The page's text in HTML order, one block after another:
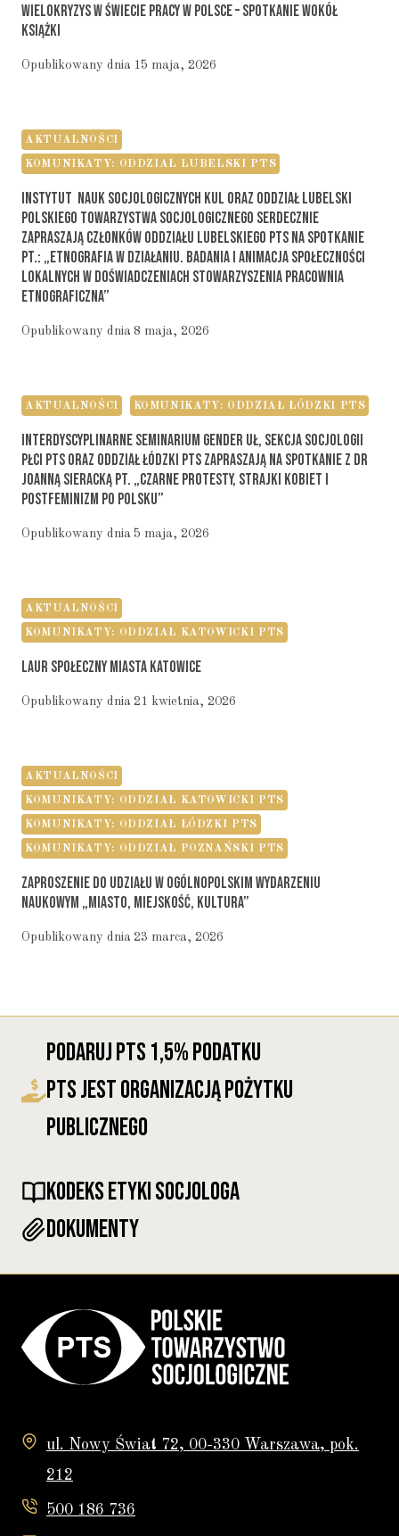
Wielokryzys W Świecie Pracy W Polsce – Spotkanie Wokół
Książki
Opublikowany dnia 15 maja, 2026
AKTUALNOŚCI
KOMUNIKATY: ODDZIAŁ LUBELSKI PTS
Instytut Nauk Socjologicznych KUL Oraz Oddział Lubelski
Polskiego Towarzystwa Socjologicznego Serdecznie
Zapraszają Członków Oddziału Lubelskiego PTS Na Spotkanie
Pt.: „Etnografia W Działaniu. Badania I Animacja Społeczności
Lokalnych W Doświadczeniach Stowarzyszenia Pracownia
Etnograficzna”
Opublikowany dnia 8 maja, 2026
AKTUALNOŚCI KOMUNIKATY: ODDZIAŁ ŁÓDZKI PTS
Interdyscyplinarne Seminarium Gender UŁ, Sekcja Socjologii
Płci PTS Oraz Oddział Łódzki PTS Zapraszają Na Spotkanie Z Dr
Joanną Sieracką Pt. „Czarne Protesty, Strajki Kobiet I
Postfeminizm Po Polsku”
Opublikowany dnia 5 maja, 2026
AKTUALNOŚCI
KOMUNIKATY: ODDZIAŁ KATOWICKI PTS
Laur Społeczny Miasta Katowice
Opublikowany dnia 21 kwietnia, 2026
AKTUALNOŚCI
KOMUNIKATY: ODDZIAŁ KATOWICKI PTS
KOMUNIKATY: ODDZIAŁ ŁÓDZKI PTS
KOMUNIKATY: ODDZIAŁ POZNAŃSKI PTS
Zaproszenie Do Udziału W Ogólnopolskim Wydarzeniu
Naukowym „Miasto, Miejskość, Kultura”
Opublikowany dnia 23 marca, 2026
Podaruj PTS 1,5% Podatku
PTS Jest Organizacją Pożytku
Publicznego
KODEKS ETYKI SOCJOLOGA
DOKUMENTY
ul. Nowy Świat 72, 00-330 Warszawa, pok.
212
500 186 736